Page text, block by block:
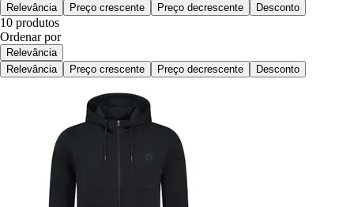
Relevância
Preço crescente Preço decrescente Desconto
10 produtos
Ordenar por
Relevância
Relevância
Preço crescente Preço decrescente Desconto